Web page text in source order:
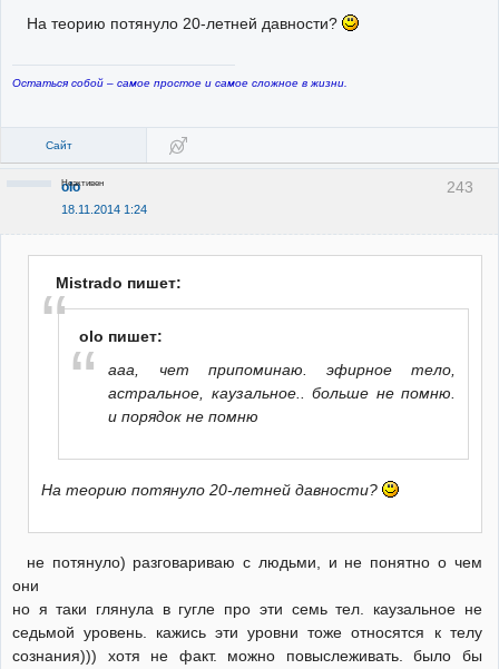
На теорию потянуло 20-летней давности?
Остаться собой – самое простое и самое сложное в жизни.
Сайт
243
olo
18.11.2014 1:24
Неактивен
Mistrado пишет:
olo пишет:
ааа, чет припоминаю. эфирное тело,
астральное, каузальное.. больше не помню.
и порядок не помню
На теорию потянуло 20-летней давности?
не потянуло) разговариваю с людьми, и не понятно о чем
они
но я таки глянула в гугле про эти семь тел. каузальное не
седьмой уровень. кажись эти уровни тоже относятся к телу
сознания))) хотя не факт. можно повыслеживать. было бы